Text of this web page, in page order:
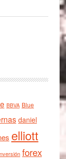
BBVA Blue
daniel
elliott
forex